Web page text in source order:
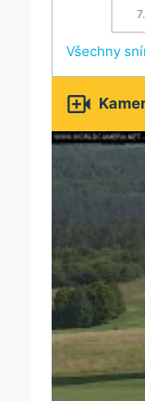
Všechny
